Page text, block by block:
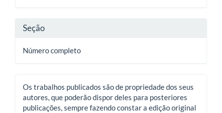
Seção
Número completo
Os trabalhos publicados são de propriedade dos seus
autores, que poderão dispor deles para posteriores
publicações, sempre fazendo constar a edição original